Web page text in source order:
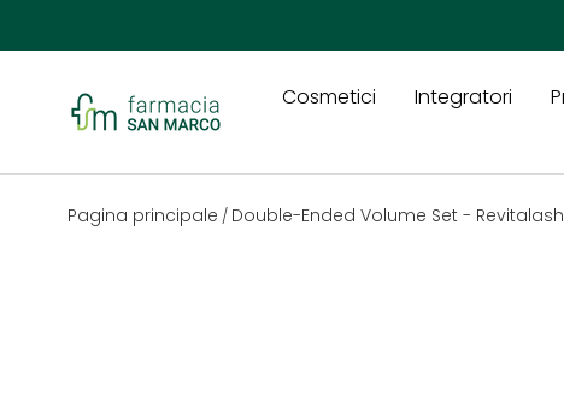
Cosmetici Integratori
Pagina principale / Double-Ended Volume Set -